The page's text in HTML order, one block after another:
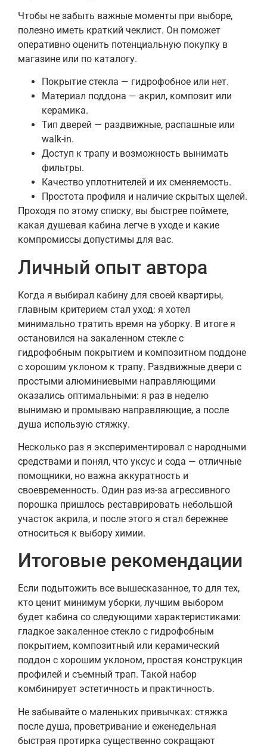
Чтобы не забыть важные моменты при выборе,
полезно иметь краткий чеклист. Он поможет
оперативно оценить потенциальную покупку в
магазине или по каталогу.
Покрытие стекла — гидрофобное или нет.
Материал поддона — акрил, композит или
керамика.
Тип дверей — раздвижные, распашные или
walk-in.
Доступ к трапу и возможность вынимать
фильтры.
Качество уплотнителей и их сменяемость.
Простота профиля и наличие скрытых щелей.
Проходя по этому списку, вы быстрее поймете,
какая душевая кабина легче в уходе и какие
компромиссы допустимы для вас.
Личный опыт автора
Когда я выбирал кабину для своей квартиры,
главным критерием стал уход: я хотел
минимально тратить время на уборку. В итоге я
остановился на закаленном стекле с
гидрофобным покрытием и композитном поддоне
с хорошим уклоном к трапу. Раздвижные двери с
простыми алюминиевыми направляющими
оказались оптимальными: я раз в неделю
вынимаю и промываю направляющие, а после
душа использую стяжку.
Несколько раз я экспериментировал с народными
средствами и понял, что уксус и сода — отличные
помощники, но важна аккуратность и
своевременность. Один раз из-за агрессивного
порошка пришлось реставрировать небольшой
участок акрила, и после этого я стал бережнее
относиться к выбору химии.
Итоговые рекомендации
Если подытожить все вышесказанное, то для тех,
кто ценит минимум уборки, лучшим выбором
будет кабина со следующими характеристиками:
гладкое закаленное стекло с гидрофобным
покрытием, композитный или керамический
поддон с хорошим уклоном, простая конструкция
профилей и съемный трап. Такой набор
комбинирует эстетичность и практичность.
Не забывайте о маленьких привычках: стяжка
после душа, проветривание и еженедельная
быстрая протирка существенно сокращают